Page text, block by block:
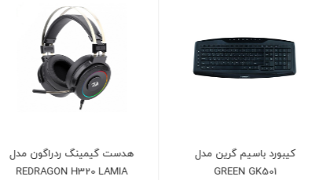
هدست گیمینگ ردراگون مدل
REDRAGON H320 LAMIA
اسپیکر دسکتاپ دی نت مدل
DT-18